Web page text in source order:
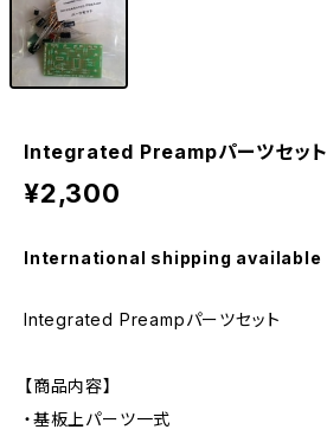
Integrated Preampパーツセット
¥2,300
International shipping available
Integrated Preampパーツセット
【商品内容】
・基板上パーツ一式